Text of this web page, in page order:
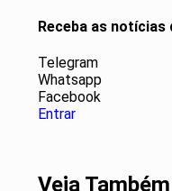
Receba as
Telegram
Whatsapp
Facebook
Entrar
Veja Também